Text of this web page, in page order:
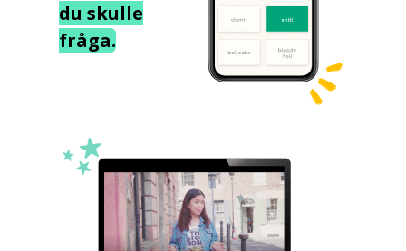
du skulle
fråga.